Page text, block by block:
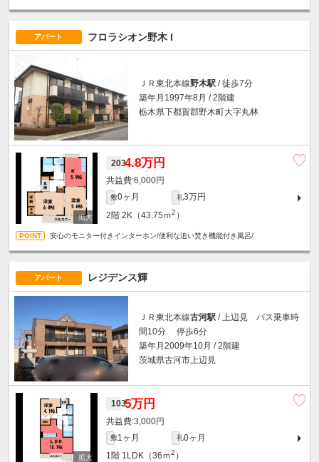
アパート フロラシオン野木 I
ＪＲ東北本線野木駅 / 徒歩7分
築年月1997年8月 / 2階建
栃木県下都賀郡野木町大字丸林
2034.8万円
6,000円
敷0ヶ月 礼3万円
2階 2K（43.75ｍ2 ）
安心のモニター付きインターホン/便利な追い焚き機能付き風呂/
アパート レジデンス輝
ＪＲ東北本線古河駅 / 上辺見 バス乗車時
間10分 停歩6分
築年月2009年10月 / 2階建
茨城県古河市上辺見
1035万円
3,000円
敷1ヶ月 礼0ヶ月
1階 1LDK（36ｍ2 ）